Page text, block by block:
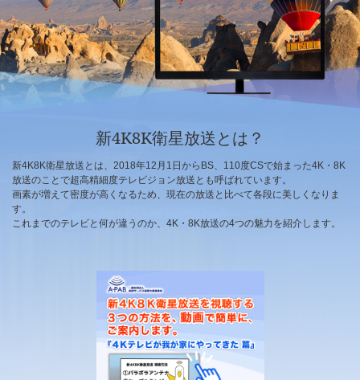
新4K8K衛星放送とは？
新4K8K衛星放送とは、2018年12月1日からBS、110度CSで始まった4K・8K
放送のことで超高精細度テレビジョン放送とも呼ばれています。
画素が増えて密度が高くなるため、現在の放送と比べて各段に美しくなりま
す。
これまでのテレビと何が違うのか、4K・8K放送の4つの魅力を紹介します。